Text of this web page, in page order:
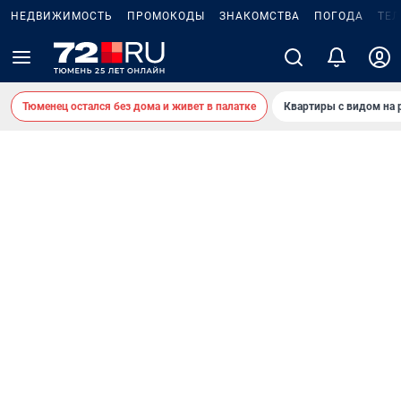
НЕДВИЖИМОСТЬ ПРОМОКОДЫ ЗНАКОМСТВА ПОГОДА
Тюменец остался без дома и живет в палатке Квартиры с видом на